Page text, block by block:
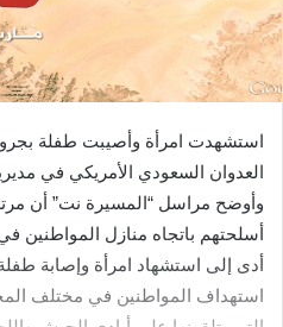
استشهدت امرأة وأصيبت طفلة
العدوان السعودي الأمريكي في
وأوضح مراسل “المسيرة نت” أن
أسلحتهم باتجاه منازل المواطنين
أدى إلى استشهاد امرأة وإصابة
استهداف المواطنين في مختلف